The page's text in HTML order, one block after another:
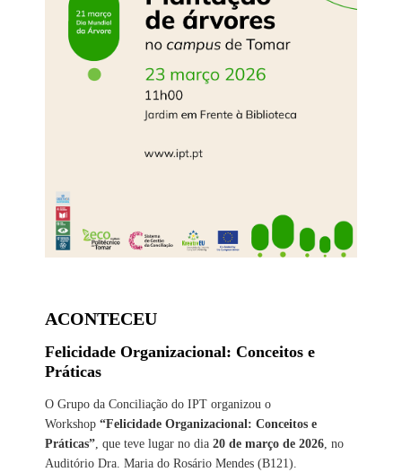
ACONTECEU
Felicidade Organizacional: Conceitos e
Práticas
O Grupo da Conciliação do IPT organizou o
Workshop “Felicidade Organizacional: Conceitos e
Práticas”, que teve lugar no dia 20 de março de 2026, no
Auditório Dra. Maria do Rosário Mendes (B121).